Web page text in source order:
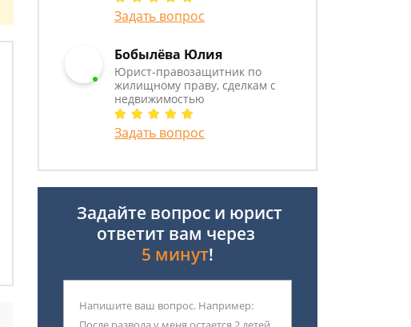
Задать вопрос
Бобылёва Юлия
Юрист-правозащитник по
жилищному праву, сделкам с
недвижимостью
Задать вопрос
Задайте вопрос и юрист
ответит вам через
5 минут!